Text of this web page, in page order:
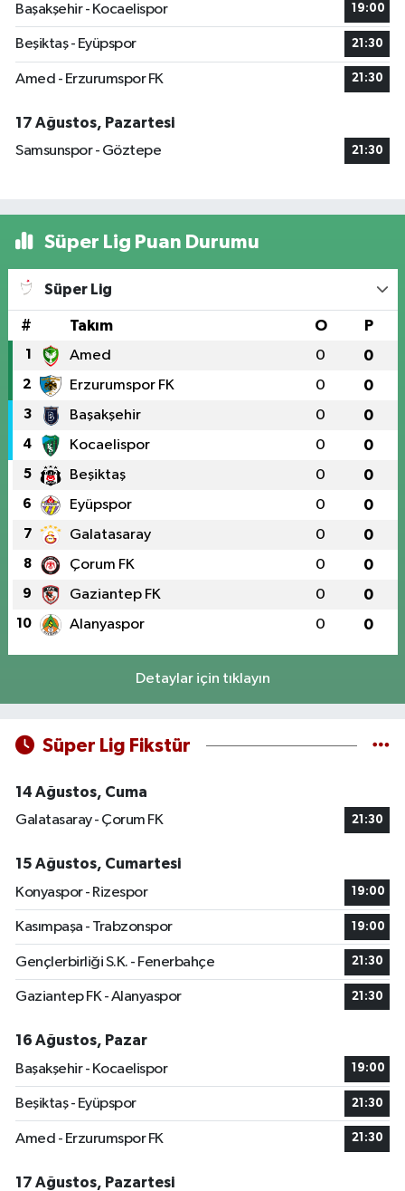
Başakşehir - Kocaelispor
19:00
Beşiktaş - Eyüpspor 21:30
Amed - Erzurumspor FK 21:30
17 Ağustos, Pazartesi
Samsunspor - Göztepe
21:30
Süper Lig Puan Durumu
Süper Lig
# Takım O P
1 Amed 0 0
2 Erzurumspor FK 0 0
3 Başakşehir 0 0
4 Kocaelispor 0 0
5 Beşiktaş 0 0
6 Eyüpspor 0 0
7 Galatasaray 0 0
8 Çorum FK 0 0
9 Gaziantep FK 0 0
10 Alanyaspor 0 0
Detaylar için tıklayın
Süper Lig Fikstür
14 Ağustos, Cuma
Galatasaray - Çorum FK
21:30
15 Ağustos, Cumartesi
Konyaspor - Rizespor
19:00
Kasımpaşa - Trabzonspor 19:00
Gençlerbirliği S.K. - Fenerbahçe 21:30
Gaziantep FK - Alanyaspor 21:30
16 Ağustos, Pazar
Başakşehir - Kocaelispor
19:00
Beşiktaş - Eyüpspor 21:30
Amed - Erzurumspor FK 21:30
17 Ağustos, Pazartesi